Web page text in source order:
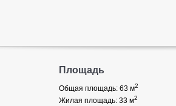
Площадь
Общая площадь: 63 м2
Жилая площадь: 33 м2